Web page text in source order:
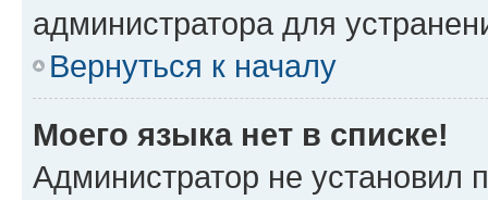
администратора для
Вернуться к началу
Моего языка нет в списке!
Администратор не установил